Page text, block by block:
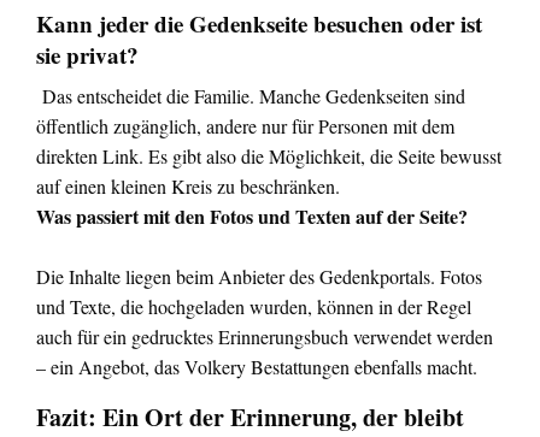
Kann jeder die Gedenkseite besuchen oder ist
sie privat?
Das entscheidet die Familie. Manche Gedenkseiten sind
öffentlich zugänglich, andere nur für Personen mit dem
direkten Link. Es gibt also die Möglichkeit, die Seite bewusst
auf einen kleinen Kreis zu beschränken.
Was passiert mit den Fotos und Texten auf der Seite?
Die Inhalte liegen beim Anbieter des Gedenkportals. Fotos
und Texte, die hochgeladen wurden, können in der Regel
auch für ein gedrucktes Erinnerungsbuch verwendet werden
– ein Angebot, das Volkery Bestattungen ebenfalls macht.
Fazit: Ein Ort der Erinnerung, der bleibt